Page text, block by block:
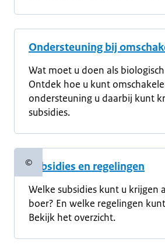
Ondersteuning bij
Wat moet u doen als
Ontdek hoe u kunt
ondersteuning u daarbij kunt
subsidies.
©Copyrightinformatie
Subsidies en regelingen
Welke subsidies kunt u krijgen
boer? En welke regelingen
Bekijk het overzicht.